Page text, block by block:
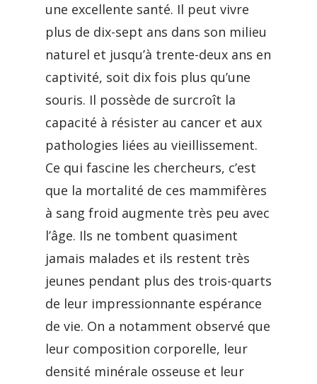
une excellente santé. Il peut vivre
plus de dix-sept ans dans son milieu
naturel et jusqu’à trente-deux ans en
captivité, soit dix fois plus qu’une
souris. Il possède de surcroît la
capacité à résister au cancer et aux
pathologies liées au vieillissement.
Ce qui fascine les chercheurs, c’est
que la mortalité de ces mammifères
à sang froid augmente très peu avec
l’âge. Ils ne tombent quasiment
jamais malades et ils restent très
jeunes pendant plus des trois-quarts
de leur impressionnante espérance
de vie. On a notamment observé que
leur composition corporelle, leur
densité minérale osseuse et leur